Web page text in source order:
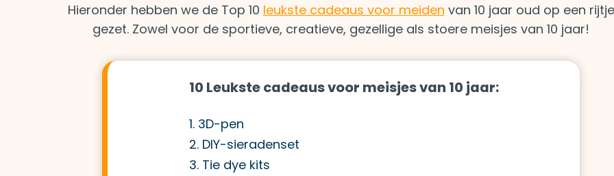
Hieronder hebben we de Top 10 leukste cadeaus voor meiden van 10 jaar oud op een rijtje
gezet. Zowel voor de sportieve, creatieve, gezellige als stoere meisjes van 10 jaar!
10 Leukste cadeaus voor meisjes van 10 jaar:
1. 3D-pen
2. DIY-sieradenset
3. Tie dye kits